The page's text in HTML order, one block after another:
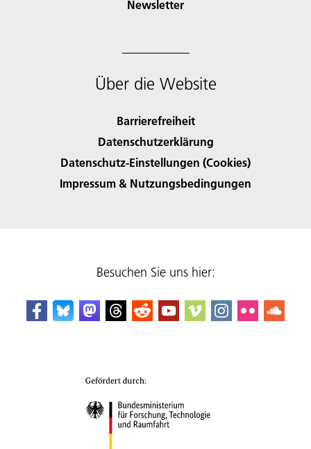
Newsletter
Über die Website
Barrierefreiheit
Datenschutzerklärung
Datenschutz-Einstellungen (Cookies)
Impressum & Nutzungsbedingungen
Besuchen Sie uns hier: